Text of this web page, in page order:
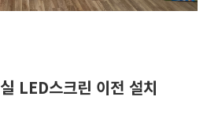
LED스크린 이전 설치